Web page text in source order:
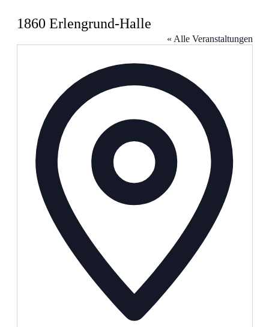
1860 Erlengrund-Halle
« Alle Veranstaltungen